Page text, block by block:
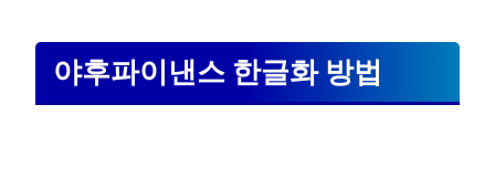
야후파이낸스 한글화 방법